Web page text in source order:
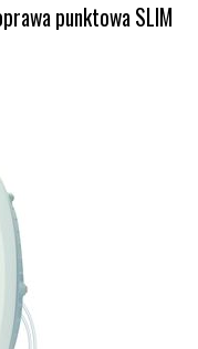
punktowa SLIM